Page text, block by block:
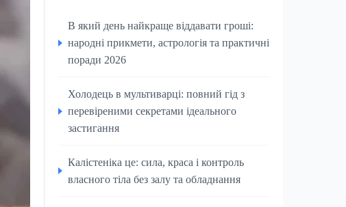
В який день найкраще віддавати гроші:
народні прикмети, астрологія та практичні
поради 2026
Холодець в мультиварці: повний гід з
перевіреними секретами ідеального
застигання
Калістеніка це: сила, краса і контроль
власного тіла без залу та обладнання